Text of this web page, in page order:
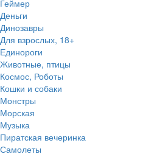
Геймер
Деньги
Динозавры
Для взрослых, 18+
Единороги
Животные, птицы
Космос, Роботы
Кошки и собаки
Монстры
Морская
Музыка
Пиратская вечеринка
Самолеты